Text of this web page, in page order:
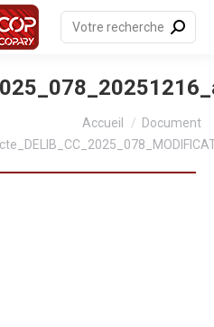
Recherche
:
Accueil
Document